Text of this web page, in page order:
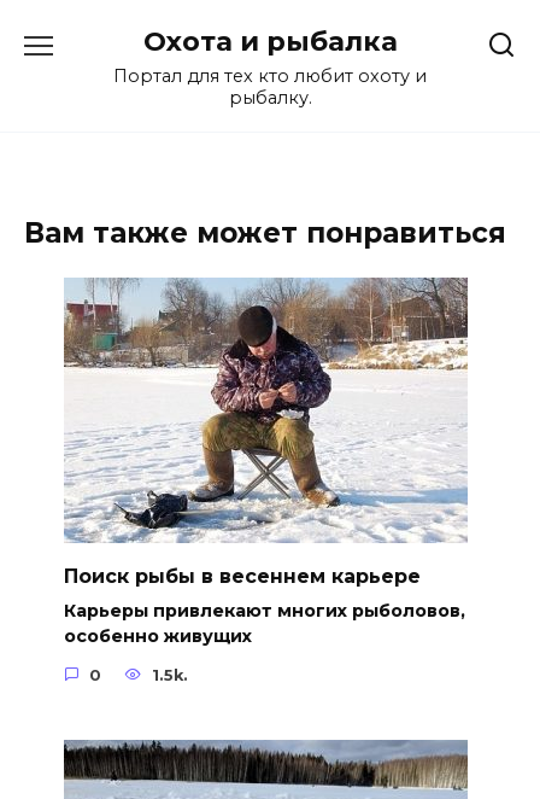
содержанию
Охота и рыбалка
Портал для тех кто любит охоту и
рыбалку.
Вам также может понравиться
Поиск рыбы в весеннем карьере
Карьеры привлекают многих рыболовов,
особенно живущих
0 1.5k.